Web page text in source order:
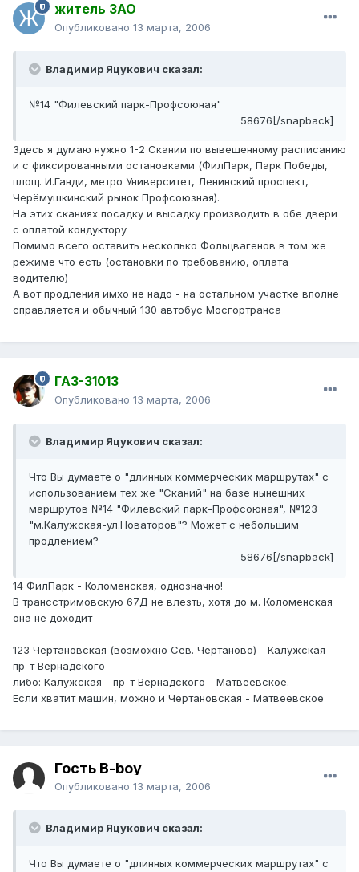
житель ЗАО
Опубликовано 13 марта, 2006
Владимир Яцукович сказал:
№14 "Филевский парк-Профсоюная"
58676[/snapback]
Здесь я думаю нужно 1-2 Скании по вывешенному расписанию
и с фиксированными остановками (ФилПарк, Парк Победы,
площ. И.Ганди, метро Университет, Ленинский проспект,
Черёмушкинский рынок Профсоюзная).
На этих сканиях посадку и высадку производить в обе двери
с оплатой кондуктору
Помимо всего оставить несколько Фольцвагенов в том же
режиме что есть (остановки по требованию, оплата
водителю)
А вот продления имхо не надо - на остальном участке вполне
справляется и обычный 130 автобус Мосгортранса
ГАЗ-31013
Опубликовано 13 марта, 2006
Владимир Яцукович сказал:
Что Вы думаете о "длинных коммерческих маршрутах" с
использованием тех же "Сканий" на базе нынешних
маршрутов №14 "Филевский парк-Профсоюная", №123
"м.Калужская-ул.Новаторов"? Может с небольшим
продлением?
58676[/snapback]
14 ФилПарк - Коломенская, однозначно!
В трансстримовскую 67Д не влезть, хотя до м. Коломенская
она не доходит
123 Чертановская (возможно Сев. Чертаново) - Калужская -
пр-т Вернадского
либо: Калужская - пр-т Вернадского - Матвеевское.
Если хватит машин, можно и Чертановская - Матвеевское
Гость B-boy
Опубликовано 13 марта, 2006
Владимир Яцукович сказал:
Что Вы думаете о "длинных коммерческих маршрутах" с